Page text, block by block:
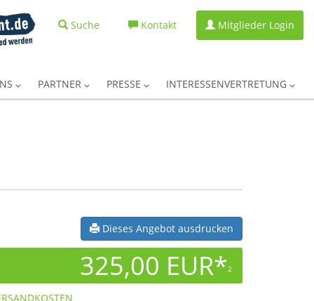
Suche Kontakt Mitglieder Login
PARTNER PRESSE INTERESSENVERTRETUNG
Dieses Angebot ausdrucken
325,00 EUR*2